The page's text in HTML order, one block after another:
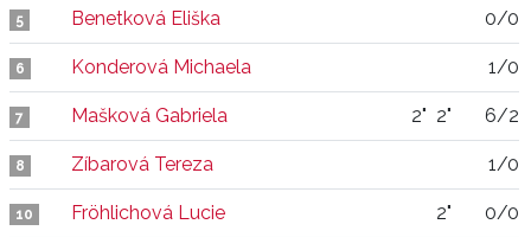
5 Benetková Eliška 0/0
6 Konderová Michaela 1/0
7 Mašková Gabriela 2" 2" 6/2
8 Zíbarová Tereza 1/0
10 Fröhlichová Lucie 2" 0/0